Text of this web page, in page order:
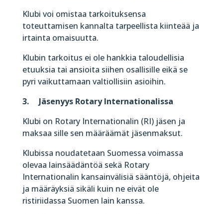
Klubi voi omistaa tarkoituksensa
toteuttamisen kannalta tarpeellista kiinteää ja
irtainta omaisuutta.
Klubin tarkoitus ei ole hankkia taloudellisia
etuuksia tai ansioita siihen osallisille eikä se
pyri vaikuttamaan valtiollisiin asioihin.
3. Jäsenyys Rotary Internationalissa
Klubi on Rotary Internationalin (RI) jäsen ja
maksaa sille sen määräämät jäsenmaksut.
Klubissa noudatetaan Suomessa voimassa
olevaa lainsäädäntöä sekä Rotary
Internationalin kansainvälisiä sääntöjä, ohjeita
ja määräyksiä sikäli kuin ne eivät ole
ristiriidassa Suomen lain kanssa.